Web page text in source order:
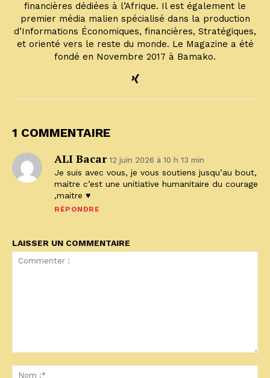
financières dédiées à l’Afrique. Il est également le
premier média malien spécialisé dans la production
d’Informations Économiques, financières, Stratégiques,
et orienté vers le reste du monde. Le Magazine a été
fondé en Novembre 2017 à Bamako.
1 COMMENTAIRE
ALI Bacar 12 juin 2026 à 10 h 13 min
Je suis avec vous, je vous soutiens jusqu’au bout,
maitre c’est une unitiative humanitaire du courage
,maitre ♥️
RÉPONDRE
LAISSER UN COMMENTAIRE